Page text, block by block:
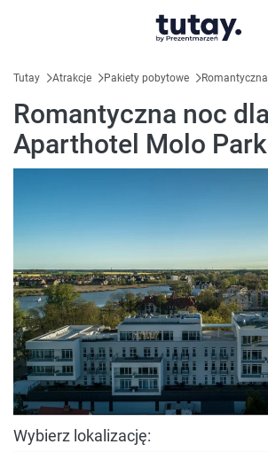
Tutay Atrakcje Pakiety pobytowe
Romantyczna noc
Aparthotel Molo
Wybierz lokalizację: